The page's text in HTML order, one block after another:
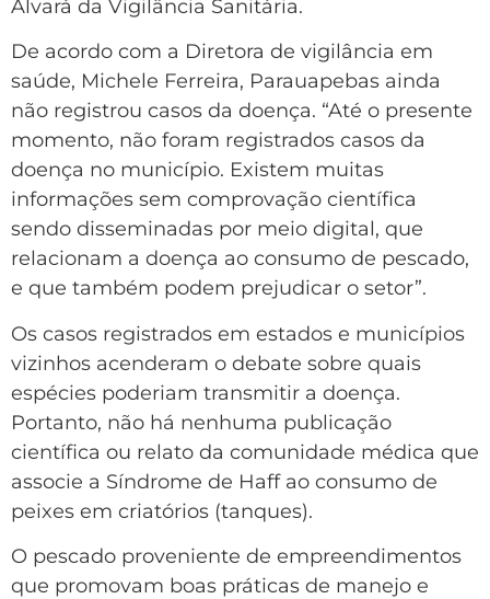
Alvará da Vigilância Sanitária.
De acordo com a Diretora de vigilância em
saúde, Michele Ferreira, Parauapebas ainda
não registrou casos da doença. “Até o presente
momento, não foram registrados casos da
doença no município. Existem muitas
informações sem comprovação científica
sendo disseminadas por meio digital, que
relacionam a doença ao consumo de pescado,
e que também podem prejudicar o setor”.
Os casos registrados em estados e municípios
vizinhos acenderam o debate sobre quais
espécies poderiam transmitir a doença.
Portanto, não há nenhuma publicação
científica ou relato da comunidade médica que
associe a Síndrome de Haff ao consumo de
peixes em criatórios (tanques).
O pescado proveniente de empreendimentos
que promovam boas práticas de manejo e